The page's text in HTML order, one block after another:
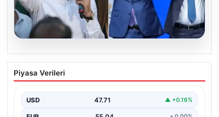
Tuzla’da ‘Millet İradesine Saygı’
yürüyüşü… Özgür Çelik ne olduğunu tek
altına, hırsızlığın altına niye imza atsın?’
{ “title”: “Tuzla’da ‘Millet İradesine Saygı’ Yürüyüşü ve
Piyasa Verileri
USD 47.71 ▲ +0.16%